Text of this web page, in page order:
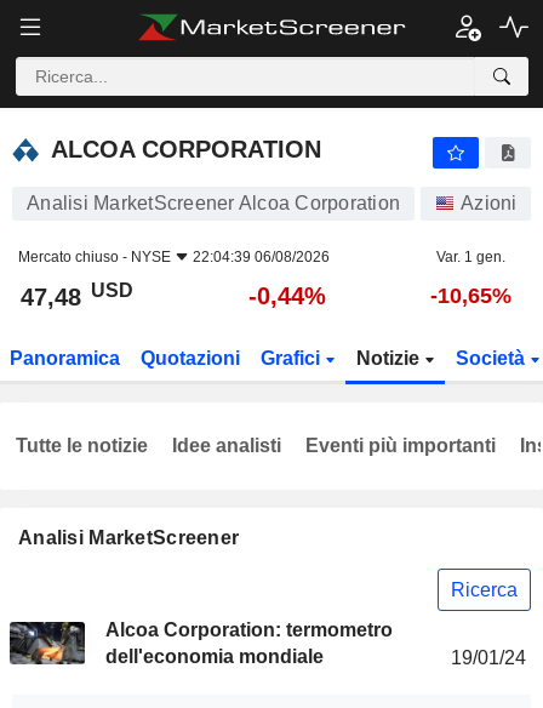
ALCOA CORPORATION
ALCOA CORPORATION
Analisi MarketScreener Alcoa Corporation Azioni
Mercato chiuso - NYSE 22:04:39 06/08/2026 Var. 1 gen.
47,48 USD -0,44% -10,65%
Panoramica Quotazioni Grafici Notizie Società
Analisi MarketScreener
Ricerca
Alcoa Corporation: termometro
dell'economia mondiale
19/01/24
Tutte le notizie Idee analisti Eventi più importanti